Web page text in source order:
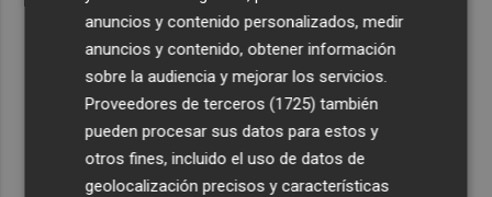
Recibe toda la actualidad de
Plaza Podcast en tu correo
Quiero suscribirme
anuncios y contenido personalizados, medir
anuncios y contenido, obtener información
sobre la audiencia y mejorar los servicios.
Proveedores de terceros (1725) también
pueden procesar sus datos para estos y
otros fines, incluido el uso de datos de
geolocalización precisos y características